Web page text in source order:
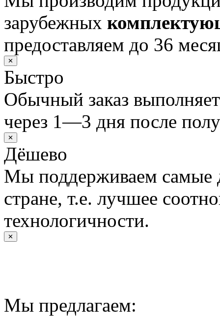
зарубежных
предоставляем до 36
✕
Быстро
Обычный заказ
через 1—3 дня после
✕
Дёшево
Мы поддерживаем самые
стране, т.е. лучшее
технологичности.
✕
Мы предлагаем: